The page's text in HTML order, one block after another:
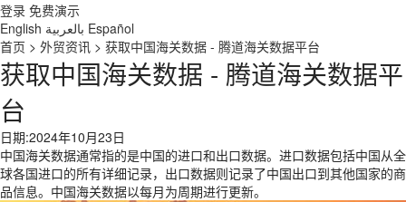
登录 免费演示
English بالعربية Español
首页 > 外贸资讯 > 获取中国海关数据 - 腾道海关数据平台
获取中国海关数据 - 腾道海关数据平
台
日期:2024年10月23日
中国海关数据通常指的是中国的进口和出口数据。进口数据包括中国从全
球各国进口的所有详细记录，出口数据则记录了中国出口到其他国家的商
品信息。中国海关数据以每月为周期进行更新。